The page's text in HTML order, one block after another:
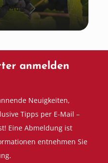
Pfalz
anmelden
Neuigkeiten,
Tipps per E-Mail –
Eine Abmeldung ist
entnehmen Sie